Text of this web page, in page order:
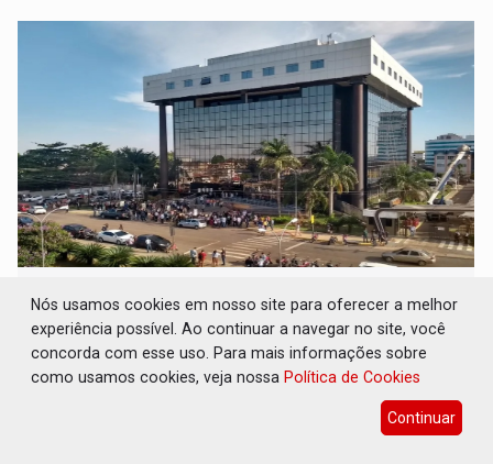
JUDICIÁRIO: Sinjur parabeniza servidores
pelo adicional de incentivo com efeitos
retroativos
07 de Agosto de 2026 às 16:16
Sinjur reforça o compromisso de acompanhar de perto o
cumprimento dos prazos determinados pelo CNJ
Nós usamos cookies em nosso site para oferecer a melhor
experiência possível. Ao continuar a navegar no site, você
concorda com esse uso. Para mais informações sobre
como usamos cookies, veja nossa Política de Cookies
Continuar